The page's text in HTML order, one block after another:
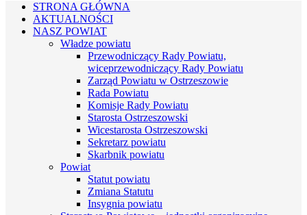
STRONA GŁÓWNA
AKTUALNOŚCI
NASZ POWIAT
Władze powiatu
Przewodniczący Rady Powiatu,
wiceprzewodniczący Rady Powiatu
Zarząd Powiatu w Ostrzeszowie
Rada Powiatu
Komisje Rady Powiatu
Starosta Ostrzeszowski
Wicestarosta Ostrzeszowski
Sekretarz powiatu
Skarbnik powiatu
Powiat
Statut powiatu
Zmiana Statutu
Insygnia powiatu